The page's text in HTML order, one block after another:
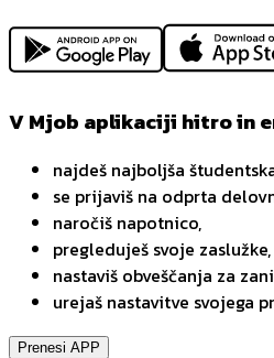
V Mjob aplikaciji hitro in
najdeš najboljša
se prijaviš na odprta
naročiš napotnico,
pregleduješ svoje zaslužke,
nastaviš obveščanja za
urejaš nastavitve svojega
Prenesi APP